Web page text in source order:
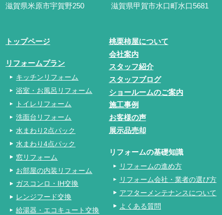
滋賀県米原市宇賀野250
滋賀県甲賀市水口町水口5681
トップページ
リフォームプラン
キッチンリフォーム
浴室・お風呂リフォーム
トイレリフォーム
洗面台リフォーム
水まわり2点パック
水まわり4点パック
窓リフォーム
お部屋の内装リフォーム
ガスコンロ・IH交換
レンジフード交換
給湯器・エコキュート交換
桃栗柿屋について
会社案内
スタッフ紹介
スタッフブログ
ショールームのご案内
施工事例
お客様の声
展示品売却
リフォームの基礎知識
リフォームの進め方
リフォーム会社・業者の選び方
アフターメンテナンスについて
よくある質問